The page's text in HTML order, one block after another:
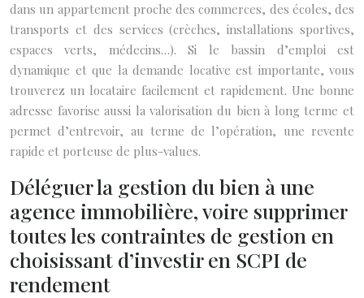
dans un appartement proche des commerces, des écoles, des
transports et des services (crèches, installations sportives,
espaces verts, médecins…). Si le bassin d’emploi est
dynamique et que la demande locative est importante, vous
trouverez un locataire facilement et rapidement. Une bonne
adresse favorise aussi la valorisation du bien à long terme et
permet d’entrevoir, au terme de l’opération, une revente
rapide et porteuse de plus-values.
Déléguer la gestion du bien à une
agence immobilière, voire supprimer
toutes les contraintes de gestion en
choisissant d’investir en SCPI de
rendement